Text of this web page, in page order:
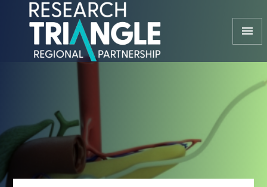
Doorgaan naar artikel
menu